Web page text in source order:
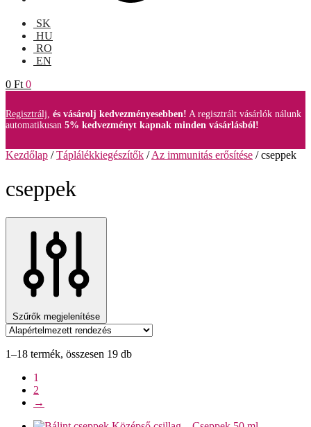
SK
HU
RO
EN
0 Ft 0
Regisztrálj, és vásárolj kedvezményesebben! A regisztrált vásárlók nálunk
automatikusan 5% kedvezményt kapnak minden vásárlásból!
Kezdőlap /Táplálékkiegészítők /Az immunitás erősítése /cseppek
cseppek
Szűrők megjelenítése
1–18 termék, összesen 19 db
1
2
→